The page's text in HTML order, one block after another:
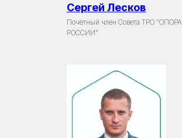
Сергей Лесков
Почетный член Совета ТРО "ОПОРА
РОССИИ"